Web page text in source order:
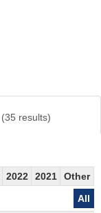
(35 results)
2022 2021
Other
All